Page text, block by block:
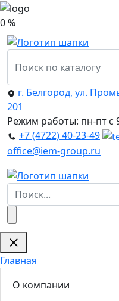
0 %
г. Белгород, ул.
201
Режим работы: пн-пт с
+7 (4722) 40-23-49
office@iem-group.ru
Главная
О компании